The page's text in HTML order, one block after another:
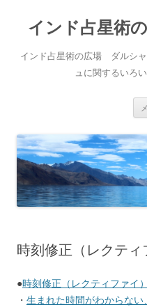
インド占星術
インド占星術の広場 ダルシ
ュに関するいろ
時刻修正（レクティ
●時刻修正（レクティファイ）
・ 生まれた時間がわからない